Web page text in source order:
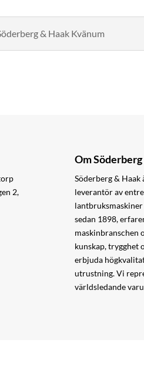
& Haak Kvänum
2,
Om
Söderberg & Haak
leverantör av
lantbruksmaskiner
sedan 1898,
maskinbranschen
kunskap, trygghet
erbjuda
utrustning. Vi
världsledande